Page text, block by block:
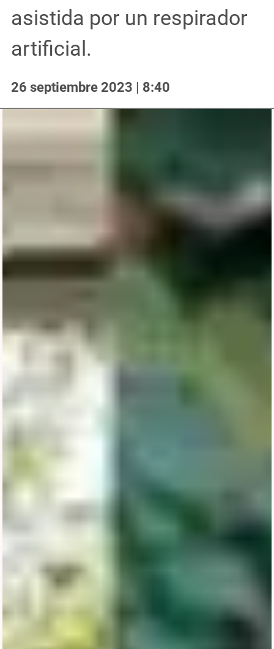
asistida por un respirador
artificial.
26 septiembre 2023 | 8:40